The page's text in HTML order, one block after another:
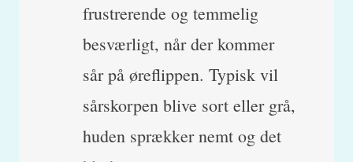
frustrerende og temmelig
besværligt, når der kommer
sår på øreflippen. Typisk vil
sårskorpen blive sort eller grå,
huden sprækker nemt og det